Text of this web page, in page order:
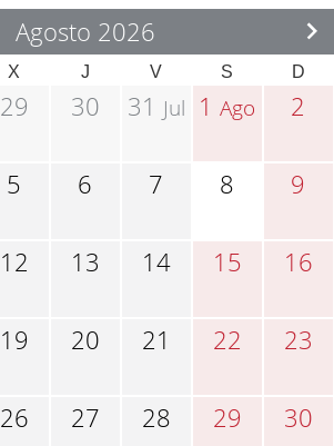
Agosto 2026
X J V S D
29 30 31 Jul 1Ago 2
5 6 7 8 9
12 13 14 15 16
19 20 21 22 23
26 27 28 29 30